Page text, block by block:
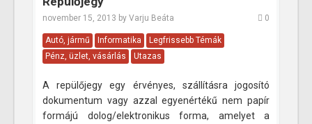
november 15, 2013 by Varju Beáta 0
Autó, jármű Informatika
Legfrissebb Témák
Pénz, üzlet, vásárlás
Utazas
A repülőjegy egy érvényes, szállításra jogosító
dokumentum vagy azzal egyenértékű nem papír
formájú dolog/elektronikus forma, amelyet a